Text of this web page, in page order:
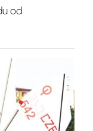
od